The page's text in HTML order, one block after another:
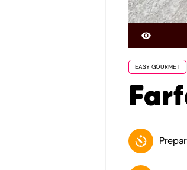
EASY GOURMET